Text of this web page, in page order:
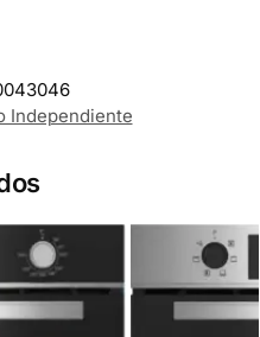
Independiente